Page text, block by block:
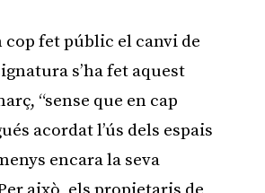
fet públic el canvi de
s’ha fet aquest
“sense que en cap
acordat l’ús dels espais
encara la seva